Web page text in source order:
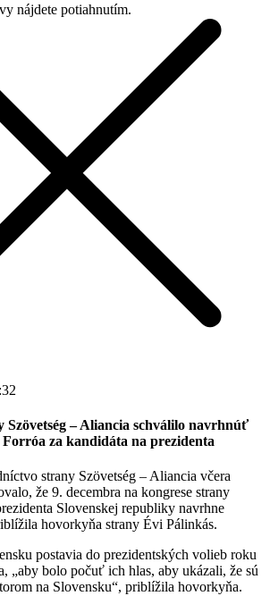
nájdete potiahnutím.
Szövetség – Aliancia schválilo navrhnúť
za kandidáta na prezidenta
strany Szövetség – Aliancia včera
že 9. decembra na kongrese strany
Slovenskej republiky navrhne
hovorkyňa strany Évi Pálinkás.
postavia do prezidentských volieb roku
„aby bolo počuť ich hlas, aby ukázali, že sú
na Slovensku“, priblížila hovorkyňa.